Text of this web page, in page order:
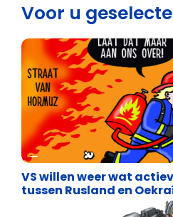
Voor u
Cartoons
VS willen weer wat
tussen Rusland en